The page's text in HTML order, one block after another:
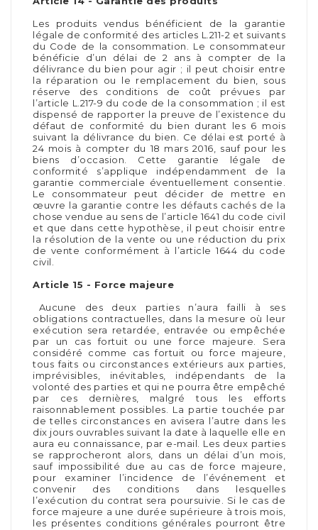
Les produits vendus bénéficient de la garantie
légale de conformité des articles L.211-2 et suivants
du Code de la consommation. Le consommateur
bénéficie d’un délai de 2 ans à compter de la
délivrance du bien pour agir ; il peut choisir entre
la réparation ou le remplacement du bien, sous
réserve des conditions de coût prévues par
l’article L.217-9 du code de la consommation ; il est
dispensé de rapporter la preuve de l’existence du
défaut de conformité du bien durant les 6 mois
suivant la délivrance du bien. Ce délai est porté à
24 mois à compter du 18 mars 2016, sauf pour les
biens d’occasion. Cette garantie légale de
conformité s’applique indépendamment de la
garantie commerciale éventuellement consentie.
Le consommateur peut décider de mettre en
œuvre la garantie contre les défauts cachés de la
chose vendue au sens de l’article 1641 du code civil
et que dans cette hypothèse, il peut choisir entre
la résolution de la vente ou une réduction du prix
de vente conformément à l’article 1644 du code
civil.
Article 15 - Force majeure
Aucune des deux parties n’aura failli à ses
obligations contractuelles, dans la mesure où leur
exécution sera retardée, entravée ou empêchée
par un cas fortuit ou une force majeure. Sera
considéré comme cas fortuit ou force majeure,
tous faits ou circonstances extérieurs aux parties,
imprévisibles, inévitables, indépendants de la
volonté des parties et qui ne pourra être empêché
par ces dernières, malgré tous les efforts
raisonnablement possibles. La partie touchée par
de telles circonstances en avisera l’autre dans les
dix jours ouvrables suivant la date à laquelle elle en
aura eu connaissance, par e-mail. Les deux parties
se rapprocheront alors, dans un délai d’un mois,
sauf impossibilité due au cas de force majeure,
pour examiner l’incidence de l’événement et
convenir des conditions dans lesquelles
l’exécution du contrat sera poursuivie. Si le cas de
force majeure a une durée supérieure à trois mois,
les présentes conditions générales pourront être